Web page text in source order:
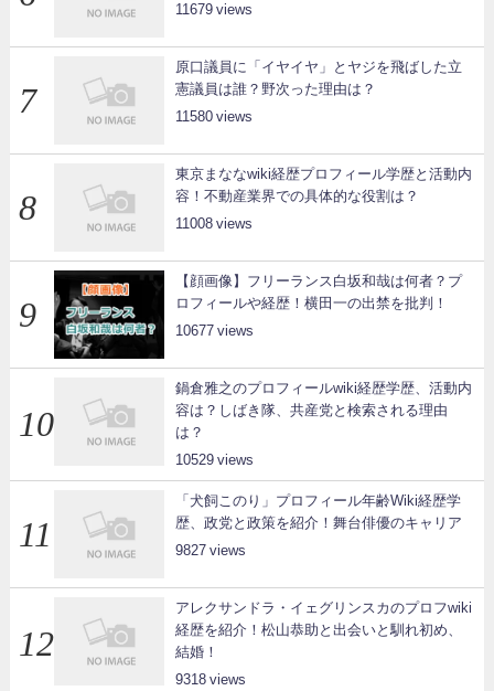
11679
原口議員に「イヤイヤ」とヤジを飛ばした立
憲議員は誰？野次った理由は？
11580
東京まななwiki経歴プロフィール学歴と活動内
容！不動産業界での具体的な役割は？
11008
【顔画像】フリーランス白坂和哉は何者？プ
ロフィールや経歴！横田一の出禁を批判！
10677
鍋倉雅之のプロフィールwiki経歴学歴、活動内
容は？しばき隊、共産党と検索される理由
は？
10529
「犬飼このり」プロフィール年齢Wiki経歴学
歴、政党と政策を紹介！舞台俳優のキャリア
9827
アレクサンドラ・イェグリンスカのプロフwiki
経歴を紹介！松山恭助と出会いと馴れ初め、
結婚！
9318